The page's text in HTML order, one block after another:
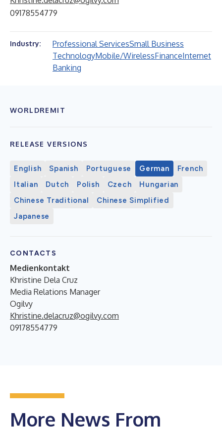
09178554779
Industry: Professional ServicesSmall Business
TechnologyMobile/WirelessFinanceInternet
Banking
WORLDREMIT
RELEASE VERSIONS
English Spanish Portuguese German
French
Italian
Dutch Polish Czech
Hungarian
Chinese Traditional
Chinese Simplified
Japanese
CONTACTS
Medienkontakt
Khristine Dela Cruz
Media Relations Manager
Ogilvy
Khristine.delacruz@ogilvy.com
09178554779
More News From